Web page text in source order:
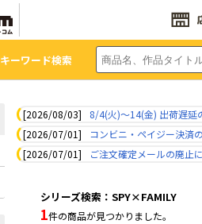
キーワード検索
[2026/08/03]
8/4(火)～14(金) 出荷遅延
[2026/07/01]
コンビニ・ペイジー決済
[2026/07/01]
ご注文確定メールの廃止
シリーズ検索：SPY×FAMILY
1件の商品が見つかりました。